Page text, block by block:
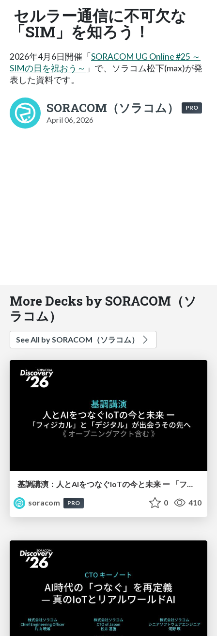
セルラー通信に不可欠な
「SIM」を知ろう！
2026年4月6日開催「SORACOM UG Online #25 ～
SIMの日を祝おう～ 」で、ソラコム松下(max)が発
表した資料です。
SORACOM（ソラコム） PRO
April 06, 2026
More Decks by SORACOM（ソ
ラコム）
See All by SORACOM（ソラコム）
基調講演：人とAIをつなぐIoTの今と未来 ー 「フィジカル」と「デジタル」が出会うその先へ【SORACOM Discovery 2026】
soracom
PRO 0 410